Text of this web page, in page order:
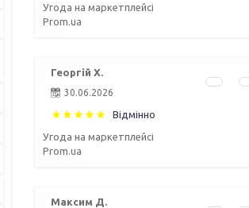
Угода на маркетплейсі
Prom.ua
Георгій Х.
30.06.2026
Відмінно
Угода на маркетплейсі
Prom.ua
Максим Д.